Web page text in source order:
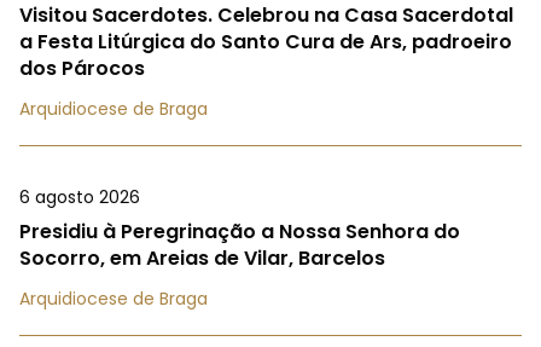
Visitou Sacerdotes. Celebrou na Casa Sacerdotal
a Festa Litúrgica do Santo Cura de Ars, padroeiro
dos Párocos
Arquidiocese de Braga
6 agosto 2026
Presidiu à Peregrinação a Nossa Senhora do
Socorro, em Areias de Vilar, Barcelos
Arquidiocese de Braga